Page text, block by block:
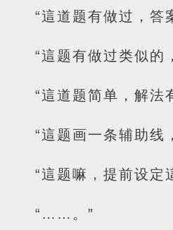
“這道题有做过，答
“這题有做过类似
“這道题简单，解法
“這题画一条辅助
“這题嘛，提前设定
“……。”